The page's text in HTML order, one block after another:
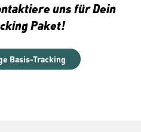
uns für Dein
Paket!
Basis-Tracking